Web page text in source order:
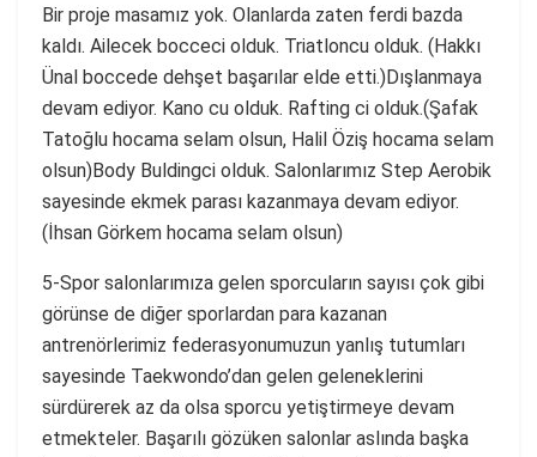
Bir proje masamız yok. Olanlarda zaten ferdi bazda
kaldı. Ailecek bocceci olduk. Triatloncu olduk. (Hakkı
Ünal boccede dehşet başarılar elde etti.)Dışlanmaya
devam ediyor. Kano cu olduk. Rafting ci olduk.(Şafak
Tatoğlu hocama selam olsun, Halil Öziş hocama selam
olsun)Body Buldingci olduk. Salonlarımız Step Aerobik
sayesinde ekmek parası kazanmaya devam ediyor.
(İhsan Görkem hocama selam olsun)
5-Spor salonlarımıza gelen sporcuların sayısı çok gibi
görünse de diğer sporlardan para kazanan
antrenörlerimiz federasyonumuzun yanlış tutumları
sayesinde Taekwondo’dan gelen geleneklerini
sürdürerek az da olsa sporcu yetiştirmeye devam
etmekteler. Başarılı gözüken salonlar aslında başka